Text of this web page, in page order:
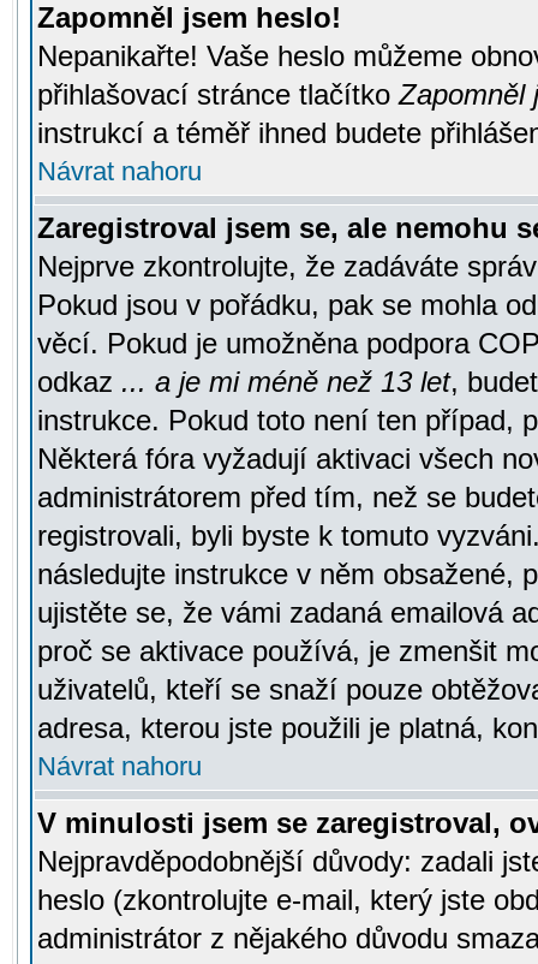
Zapomněl jsem heslo!
Nepanikařte! Vaše heslo můžeme
přihlašovací stránce tlačítkoZapomněl
instrukcí a téměř ihned budete
Návrat nahoru
Zaregistroval jsem se, ale nemohu
Nejprve zkontrolujte, že zadáváte
Pokud jsou v pořádku, pak se mohla
věcí. Pokud je umožněna podpora
odkaz ... a je mi méně než 13 let,
instrukce. Pokud toto není ten případ,
Některá fóra vyžadují aktivaci všech
administrátorem před tím, než se
registrovali, byli byste k tomuto
následujte instrukce v něm obsažené,
ujistěte se, že vámi zadaná emailová
proč se aktivace používá, je zmenšit
uživatelů, kteří se snaží pouze
adresa, kterou jste použili je platná,
Návrat nahoru
V minulosti jsem se zaregistroval,
Nejpravděpodobnější důvody: zadali
heslo (zkontrolujte e-mail, který jste
administrátor z nějakého důvodu